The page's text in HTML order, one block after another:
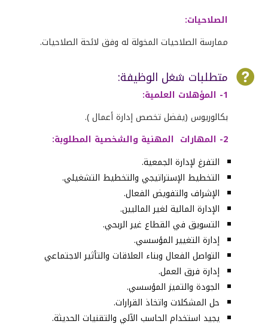
الصلاحيات:
ممارسة الصلاحيات المخولة له وفق لائحة الصلاحيات.
 متطلبات شغل الوظيفة:
1- المؤهلات العلمية:
بكالوريوس (يفضل تخصص إدارة أعمال ).
2- المهارات
المهنية والشخصية المطلوبة:
التفرغ لإدارة الجمعية.
التخطيط الإستراتيجي والتخطيط التشغيلي.
الإشراف والتفويض الفعال.
الإدارة المالية لغير الماليين.
التسويق في القطاع غير الربحي.
إدارة التغيير المؤسسي.
التواصل الفعال وبناء العلاقات والتأثير الاجتماعي
إدارة فرق العمل.
الجودة والتميز المؤسسي.
حل المشكلات واتخاذ القرارات.
يجيد استخدام الحاسب الآلي والتقنيات الحديثة.